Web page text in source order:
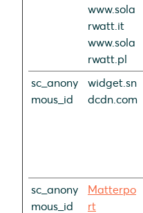
www.sola
rwatt.it
www.sola
rwatt.pl
sc_anony
mous_id
widget.sn
dcdn.com
sc_anony
mous_id
Matterpo
rt